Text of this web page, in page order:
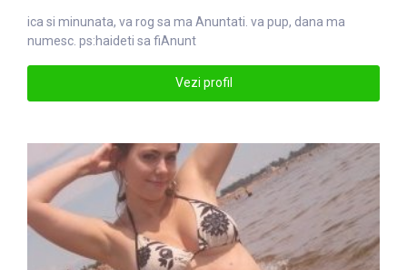
ica si minunata, va rog sa ma Anuntati. va pup, dana ma
numesc. ps:haideti sa fiAnunt
Vezi profil